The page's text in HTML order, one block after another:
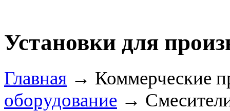
Установки для
Главная → Коммерческие
оборудование →